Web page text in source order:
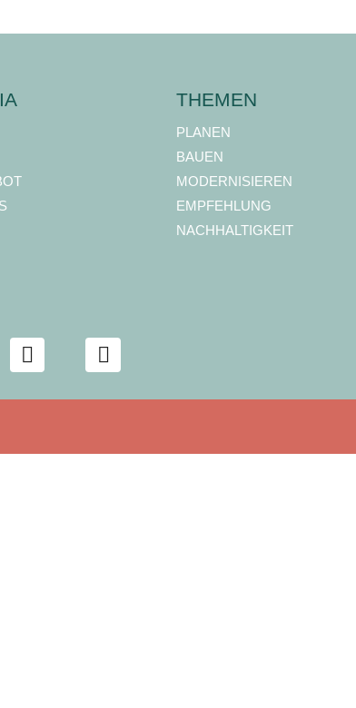
THEMEN
PLANEN
BAUEN
MODERNISIEREN
EMPFEHLUNG
NACHHALTIGKEIT